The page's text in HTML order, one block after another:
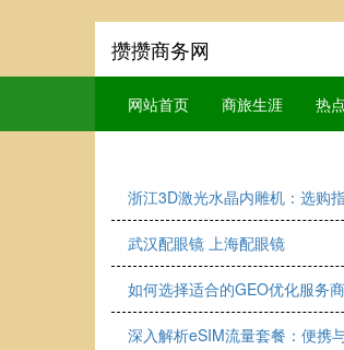
攒攒商务网
网站首页 商旅生涯 热
浙江3D激光水晶内雕机：选购
武汉配眼镜 上海配眼镜
如何选择适合的GEO优化服务
深入解析eSIM流量套餐：便携